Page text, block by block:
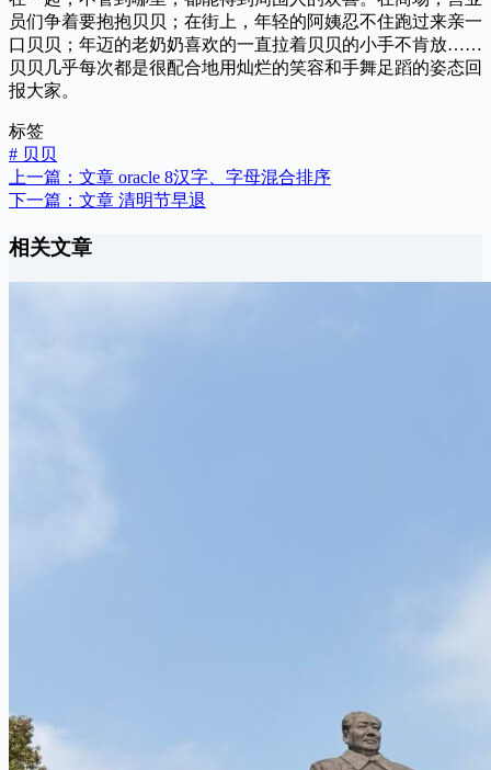
员们争着要抱抱贝贝；在街上，年轻的阿姨忍不住跑过来亲一
口贝贝；年迈的老奶奶喜欢的一直拉着贝贝的小手不肯放……
贝贝几乎每次都是很配合地用灿烂的笑容和手舞足蹈的姿态回
报大家。
标签
# 贝贝
上一篇： 文章 oracle 8汉字、字母混合排序
下一篇： 文章 清明节早退
相关文章